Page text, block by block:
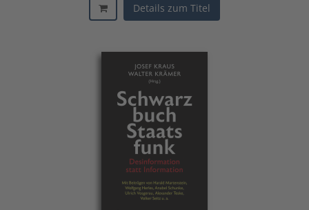
Details zum Titel